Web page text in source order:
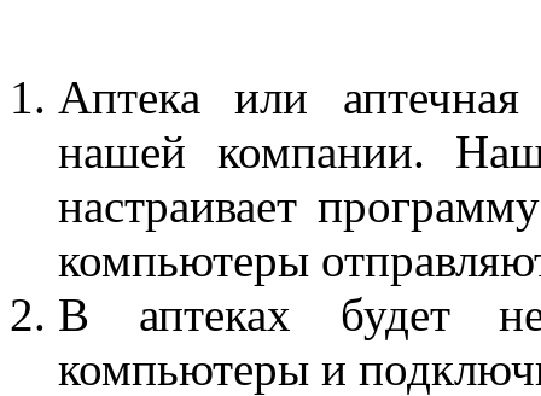
Аптека или
нашей компании. Наш
настраивает
компьютеры
В аптеках будет
компьютеры и